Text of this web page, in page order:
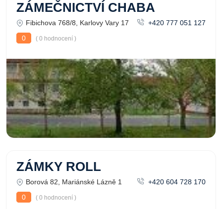
ZÁMEČNICTVÍ CHABA
Fibichova 768/8, Karlovy Vary 17
+420 777 051 127
0
( 0 hodnocení )
ZÁMKY ROLL
Borová 82, Mariánské Lázně 1
+420 604 728 170
0
( 0 hodnocení )